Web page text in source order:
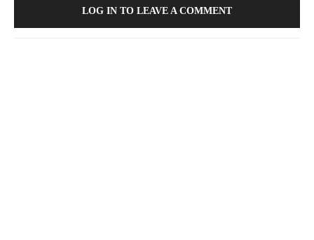
LOG IN TO LEAVE A COMMENT